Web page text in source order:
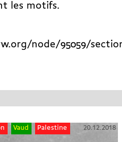
les motifs.
node/95059/
Vaud Palestine 20.12.2018